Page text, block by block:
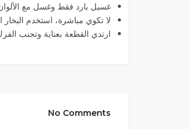
غسيل بارد فقط وغسل مع الألوان
لا تكوي مباشرة، استخدم
ارتدي القطعة بعناية وتجنب
No Comments